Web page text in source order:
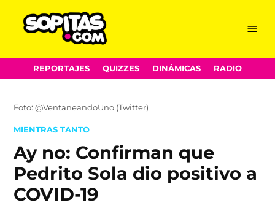
Skip
to
Menu
REPORTAJES QUIZZES DINÁMICAS RADIO
Foto: @VentaneandoUno (Twitter)
POSTED
MIENTRAS TANTO
Ay no: Confirman que
Pedrito Sola dio positivo a
COVID-19